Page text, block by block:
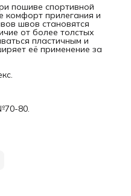
пошиве спортивной
комфорт прилегания и
швов становятся
от более толстых
пластичным и
её применение за
80.